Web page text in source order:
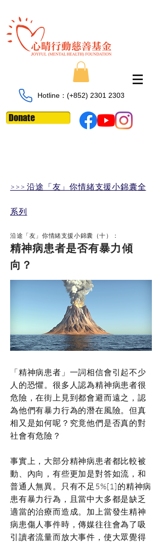
Hotline：​​(+852) 2301 2303
Donate
>>> 沿途「友」你情緒支援小錦囊​全
系列
沿途「友」你情緒支援小錦囊（十）：
精神病患者是否有暴力傾
向？
「精神病患者」一詞相信會引起不少
人的恐懼。很多人認為精神病患者很
危險，在街上見到都會避而遠之，認
為他們有暴力行為的潛在風險。但真
相又是如何呢？究竟他們是否真的對
社會有危險？
事實上，大部分精神病患者都比較被
動、內向，有些更加是對答如流，和
普通人無異。只有不足5%[1]的精神病
患有暴力行為，且當中大多都是缺乏
適當的治療而造成。加上當發生精神
病患傷人事件時，傳媒往往會為了吸
引讀者流量而放大事件，使大眾覺得